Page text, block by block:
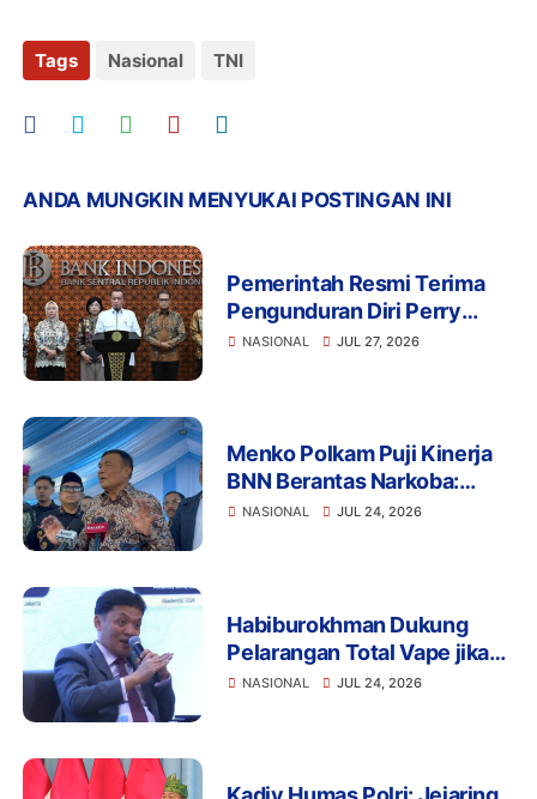
Tags Nasional TNI
ANDA MUNGKIN MENYUKAI POSTINGAN INI
Pemerintah Resmi Terima
Pengunduran Diri Perry
Warjiyo, Destry Damayanti
NASIONAL JUL 27, 2026
Menko Polkam Puji Kinerja
BNN Berantas Narkoba:
Selamatkan Manusia dan
NASIONAL JUL 24, 2026
Habiburokhman Dukung
Pelarangan Total Vape jika
Disalahgunakan untuk
NASIONAL JUL 24, 2026